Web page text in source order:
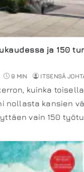
ja 150
9 MIN ITSENSÄ
kuinka
nollasta kansien
vain 150